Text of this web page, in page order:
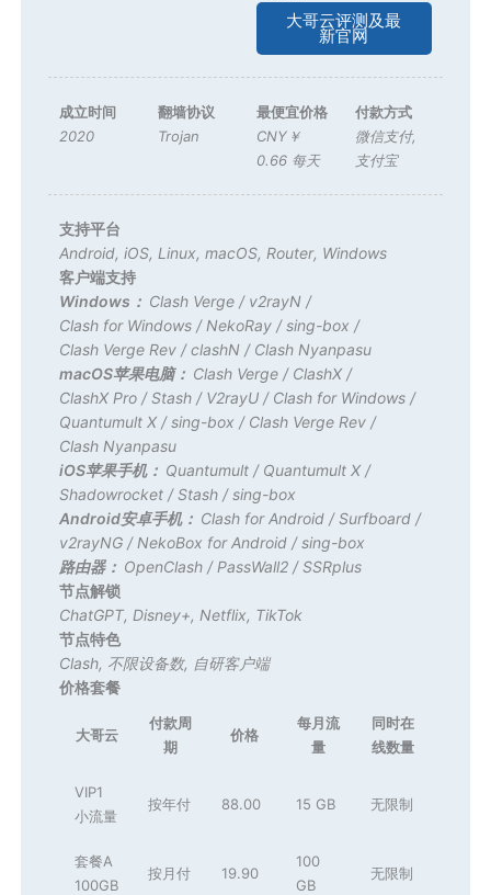
大哥云评测及最
新官网
成立时间
2020
翻墙协议
Trojan
最便宜价格
CNY￥
0.66 每天
付款方式
微信支付,
支付宝
支持平台
Android,iOS, Linux,macOS, Router, Windows
客户端支持
Windows： Clash Verge / v2rayN /
Clash for Windows / NekoRay /sing-box /
Clash Verge Rev /clashN / Clash Nyanpasu
macOS苹果电脑： Clash Verge / ClashX /
ClashX Pro /Stash / V2rayU / Clash for Windows /
Quantumult X /sing-box / Clash Verge Rev /
Clash Nyanpasu
iOS苹果手机： Quantumult / Quantumult X /
Shadowrocket /Stash /sing-box
Android安卓手机： Clash for Android /Surfboard /
v2rayNG / NekoBox for Android /sing-box
路由器： OpenClash / PassWall2 /SSRplus
节点解锁
ChatGPT, Disney+, Netflix, TikTok
节点特色
Clash, 不限设备数, 自研客户端
价格套餐
大哥云
付款周
期
价格
每月流
量
同时在
线数量
VIP1
小流量
按年付 88.00 15 GB 无限制
套餐A
100GB
按月付 19.90
100
GB
无限制